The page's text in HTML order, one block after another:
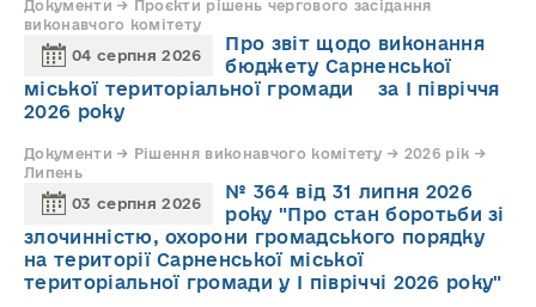
Документи → Проєкти рішень чергового засідання
виконавчого комітету
04 серпня 2026
Про звіт щодо виконання
бюджету Сарненської
міської територіальної громади за І півріччя
2026 року
Документи → Рішення виконавчого комітету → 2026 рік →
Липень
03 серпня 2026
№ 364 від 31 липня 2026
року "Про стан боротьби зі
злочинністю, охорони громадського порядку
на території Сарненської міської
територіальної громади у І півріччі 2026 року"